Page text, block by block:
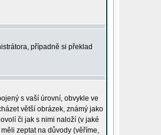
případně si překlad
s vaší úrovní, obvykle ve
větší obrázek, známý jako
či jak s nimi naloží (v jaké
zeptat na důvody (věříme,